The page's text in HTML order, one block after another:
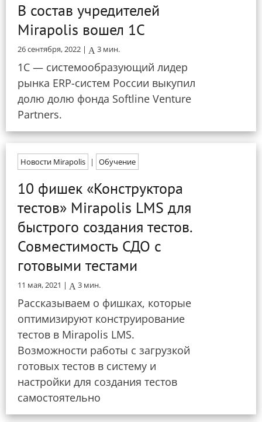
В состав учредителей
Mirapolis вошел 1С
26 сентября, 2022 | 3 мин.
1С — системообразующий лидер
рынка ERP-систем России выкупил
долю долю фонда Softline Venture
Partners.
Новости Mirapolis | Обучение
10 фишек «Конструктора
тестов» Mirapolis LMS для
быстрого создания тестов.
Совместимость СДО с
готовыми тестами
11 мая, 2021 | 3 мин.
Рассказываем о фишках, которые
оптимизируют конструирование
тестов в Mirapolis LMS.
Возможности работы с загрузкой
готовых тестов в систему и
настройки для создания тестов
самостоятельно